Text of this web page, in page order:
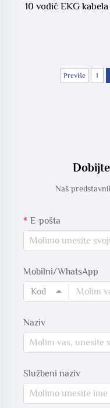
10 vodič EKG kabela
Previše 1
Naš
E-pošta
Mobilni/WhatsApp
Kod
Naziv
Službeni naziv